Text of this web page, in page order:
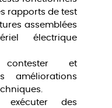
rapports de test
assemblées
électrique
contester et
améliorations
exécuter des